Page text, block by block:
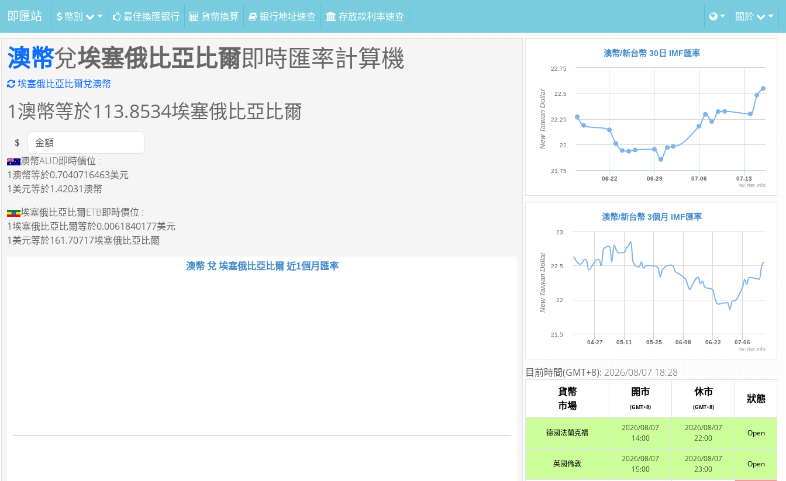
即匯站 幣別 最佳換匯銀行 貨幣換算 銀行地址速查 存放款利率速查 關於
澳幣兌埃塞俄比亞比爾即時匯率計算機
埃塞俄比亞比爾兌澳幣
1澳幣等於113.8534埃塞俄比亞比爾
Amount
$
澳幣AUD即時價位 :
1澳幣等於0.7040716463美元
1美元等於1.42031澳幣
埃塞俄比亞比爾ETB即時價位 :
1埃塞俄比亞比爾等於0.0061840177美元
1美元等於161.70717埃塞俄比亞比爾
澳幣 兌 埃塞俄比亞比爾 近1個月匯率
New Taiwan Dollar
澳幣/新台幣 30日 IMF匯率
06-22 06-29 07-06 07-13
21.75
22
22.25
22.5
22.75
tw.rter.info
New Taiwan Dollar
澳幣/新台幣 3個月 IMF匯率
04-27 05-11 05-25 06-08 06-22 07-06
21.5
22
22.5
23
tw.rter.info
目前時間(GMT+8): 2026/08/07 18:28
貨幣
市場
開市
(GMT+8)
休市
(GMT+8)
狀態
德國法蘭克福
2026/08/07
14:00
2026/08/07
22:00
Open
英國倫敦
2026/08/07
15:00
2026/08/07
23:00
Open